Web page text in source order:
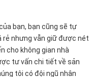
bạn, bạn cũng sẽ tự
rẻ nhưng vẫn giữ được nét
cho không gian nhà
tư vấn chi tiết về sản
tôi có đội ngũ nhân